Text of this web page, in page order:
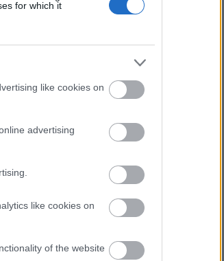
for which it
like cookies on
advertising
like cookies on
of the website
πραγματοποίησαν 10
19:56 Ο Ζελένσκι θα
για πρώτη φορά από
Ξεκινούν τα
Θεσσαλονίκης προς
Ο ΟΤΕ στους δείκτες
Νέος γύρος
Βρεττού (Credia):
Επιταχύνει την
το μέρισμα